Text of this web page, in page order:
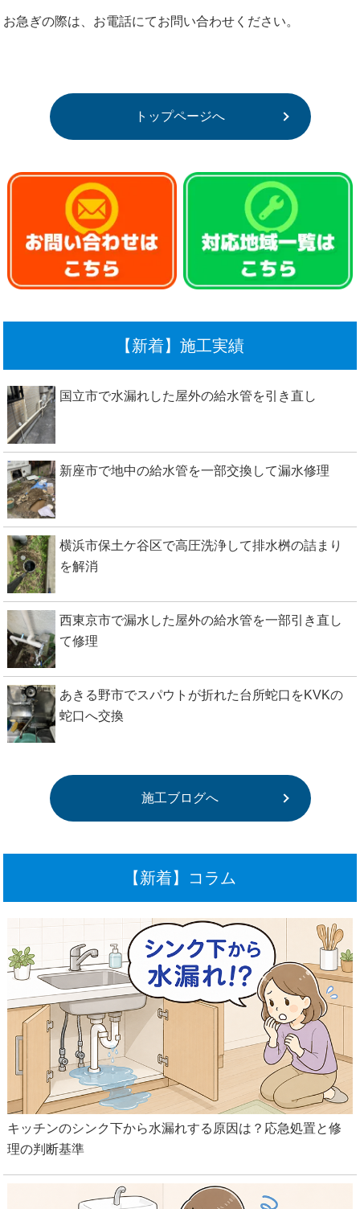
お急ぎの際は、お電話にてお問い合わせください。
トップページへ
【新着】施工実績
国立市で水漏れした屋外の給水管を引き直し
新座市で地中の給水管を一部交換して漏水修理
横浜市保土ケ谷区で高圧洗浄して排水桝の詰まり
を解消
西東京市で漏水した屋外の給水管を一部引き直し
て修理
あきる野市でスパウトが折れた台所蛇口をKVKの
蛇口へ交換
施工ブログへ
【新着】コラム
キッチンのシンク下から水漏れする原因は？応急処置と修
理の判断基準